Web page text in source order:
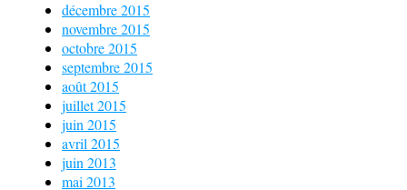
décembre 2015
novembre 2015
octobre 2015
septembre 2015
août 2015
juillet 2015
juin 2015
avril 2015
juin 2013
mai 2013